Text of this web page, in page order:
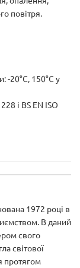
повітря.
-20°C, 150°C у
і BS EN ISO
1972 році в
В даний
свого
світової
протягом